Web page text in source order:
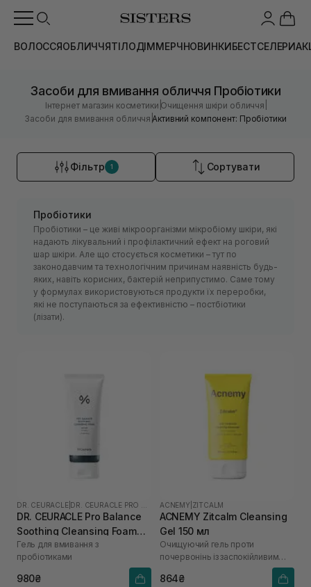
ВОЛОССЯОБЛИЧЧЯТІЛОДІММЕРЧНОВИНКИБЕСТСЕЛЕРИ
Засоби для вмивання обличчя Пробіотики
Інтернет магазин косметики |Очищення шкіри обличчя
Засоби для вмивання обличчя |Активний компонент: Пробіотики
Фільтр 1 Сортувати
Пробіотики
Пробіотики – це живі мікроорганізми мікробіому шкіри, які
надають лікувальний і профілактичний ефект на роговий
шар шкіри. Але що стосується косметики – тут по
законодавчим та технологічним причинам наявність будь-
яких, навіть корисних, бактерій неприпустимо. Саме тому
у формулах використовуються продукти їх переробки,
які не поступаються за ефективністю – постбіотики
(лізати).
DR. CEURACLE
DR. CEURACLE Pro Balance
Soothing Cleansing Foam
150 мл
Гель для вмивання з
пробіотиками
980₴
ACNEMY ZITCALM
ACNEMY Zitcalm Cleansing
Gel 150 мл
Очищуючий гель проти
почервонінь із заспокійливим
864₴